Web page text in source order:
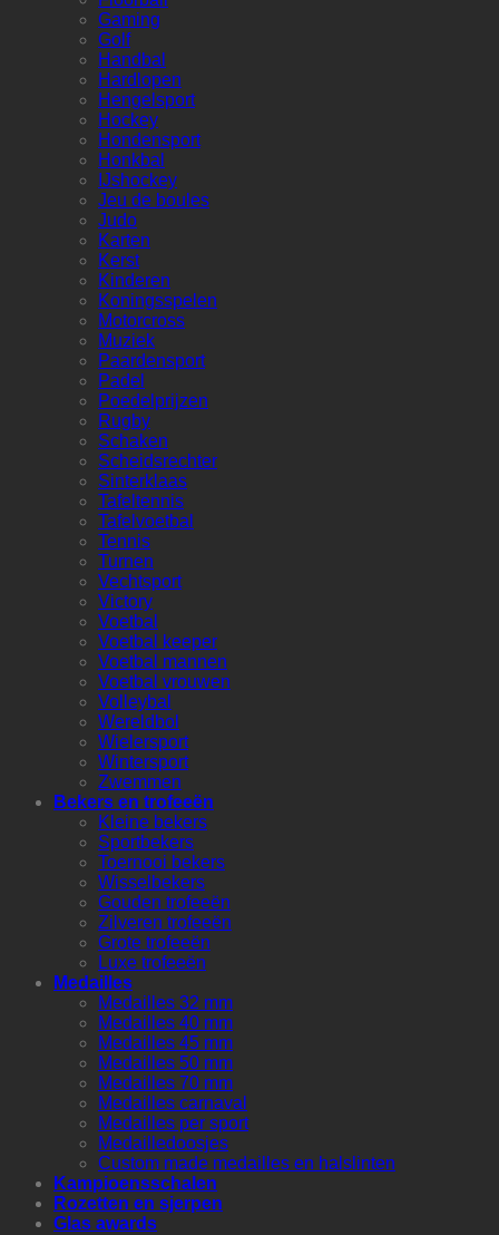
Gaming
Golf
Handbal
Hardlopen
Hengelsport
Hockey
Hondensport
Honkbal
IJshockey
Jeu de boules
Judo
Karten
Kerst
Kinderen
Koningsspelen
Motorcross
Muziek
Paardensport
Padel
Poedelprijzen
Rugby
Schaken
Scheidsrechter
Sinterklaas
Tafeltennis
Tafelvoetbal
Tennis
Turnen
Vechtsport
Victory
Voetbal
Voetbal keeper
Voetbal mannen
Voetbal vrouwen
Volleybal
Wereldbol
Wielersport
Wintersport
Zwemmen
Bekers en trofeeën
Kleine bekers
Sportbekers
Toernooi bekers
Wisselbekers
Gouden trofeeën
Zilveren trofeeën
Grote trofeeën
Luxe trofeeën
Medailles
Medailles 32 mm
Medailles 40 mm
Medailles 45 mm
Medailles 50 mm
Medailles 70 mm
Medailles carnaval
Medailles per sport
Medailledoosjes
Custom made medailles en halslinten
Kampioensschalen
Rozetten en sjerpen
Glas awards